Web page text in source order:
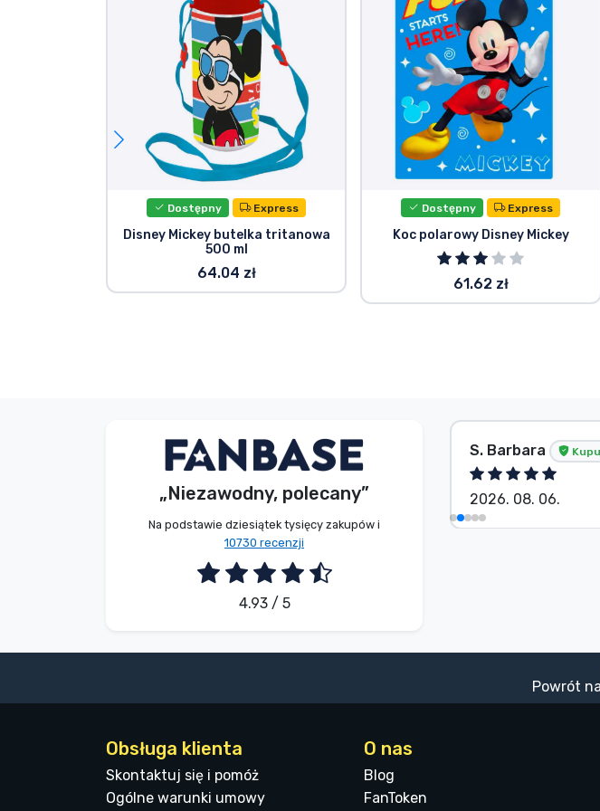
Dostępny Express
Disney Mickey butelka tritanowa
500 ml
64.04 zł
Dostępny Express
Koc polarowy Disney Mickey
61.62 zł
„Niezawodny, polecany”
Na podstawie dziesiątek tysięcy zakupów i
10730 recenzji
4.93 / 5
V. Éva Kupujący
2026. 08. 06.
S. Barbara
2026. 08. 06.
Powrót
Obsługa klienta
Skontaktuj się i pomóż
Ogólne warunki umowy
O nas
Blog
FanToken